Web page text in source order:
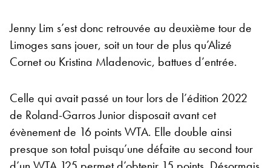
Jenny Lim s’est donc retrouvée au deuxième tour de
Limoges sans jouer, soit un tour de plus qu’Alizé
Cornet ou Kristina Mladenovic, battues d’entrée.
Celle qui avait passé un tour lors de l’édition 2022
de Roland-Garros Junior disposait avant cet
évènement de 16 points WTA. Elle double ainsi
presque son total puisqu’une défaite au second tour